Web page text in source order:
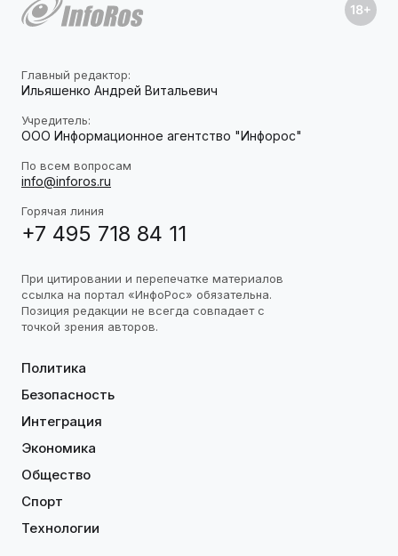
Главный редактор:
Ильяшенко Андрей Витальевич
Учредитель:
ООО Информационное агентство "Инфорос"
По всем вопросам
info@inforos.ru
Горячая линия
+7 495 718 84 11
При цитировании и перепечатке материалов
ссылка на портал «ИнфоРос» обязательна.
Позиция редакции не всегда совпадает с
точкой зрения авторов.
Политика
Безопасность
Интеграция
Экономика
Общество
Спорт
Технологии